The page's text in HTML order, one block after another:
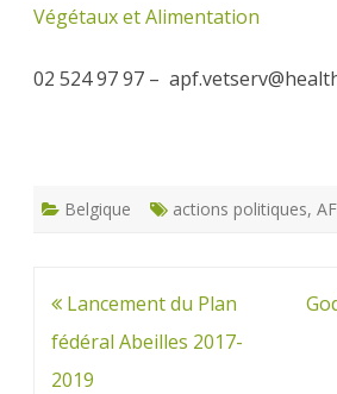
Végétaux et Alimentation
02 524 97 97 –
Belgique actions politiques,
Navigation
de
l’article
Lancement du Plan
fédéral Abeilles 2017-
2019